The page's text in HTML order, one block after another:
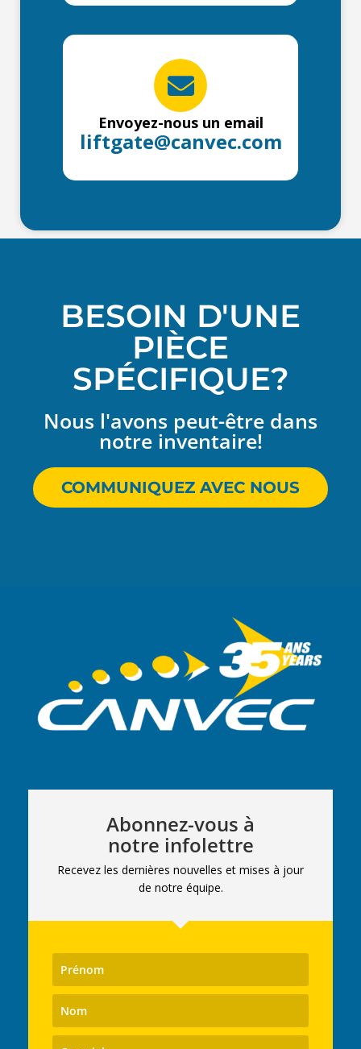
Envoyez-nous un email
liftgate@canvec.com
BESOIN D'UNE
PIÈCE
SPÉCIFIQUE?
Nous l'avons peut-être dans
notre inventaire!
COMMUNIQUEZ AVEC NOUS
Abonnez-vous à
notre infolettre
Recevez les dernières nouvelles et mises à jour
de notre équipe.